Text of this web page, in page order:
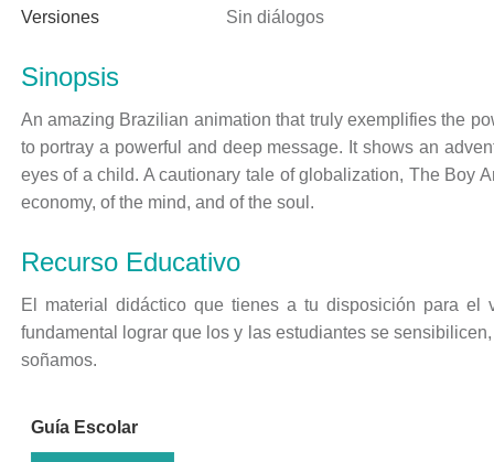
Versiones
Sin diálogos
Sinopsis
An amazing Brazilian animation that truly exemplifies the
to portray a powerful and deep message. It shows an
eyes of a child. A cautionary tale of globalization, The Boy
economy, of the mind, and of the soul.
Recurso Educativo
El material didáctico que tienes a tu disposición para
fundamental lograr que los y las estudiantes se
soñamos.
Guía Escolar